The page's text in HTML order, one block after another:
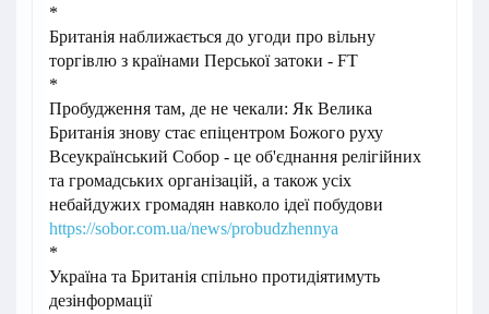
*
Британія наближається до угоди про вільну
торгівлю з країнами Перської затоки - FT
*
Пробудження там, де не чекали: Як Велика
Британія знову стає епіцентром Божого руху
Всеукраїнський Собор - це об'єднання релігійних
та громадських організацій, а також усіх
небайдужих громадян навколо ідеї побудови
https://sobor.com.ua/news/probudzhennya
*
Україна та Британія спільно протидіятимуть
дезінформації